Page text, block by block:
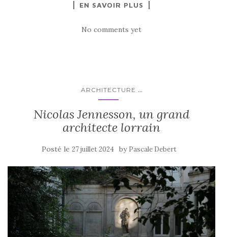
EN SAVOIR PLUS
No comments yet
ARCHITECTURE ...
Nicolas Jennesson, un grand
architecte lorrain
Posté le 27 juillet 2024 by Pascale Debert